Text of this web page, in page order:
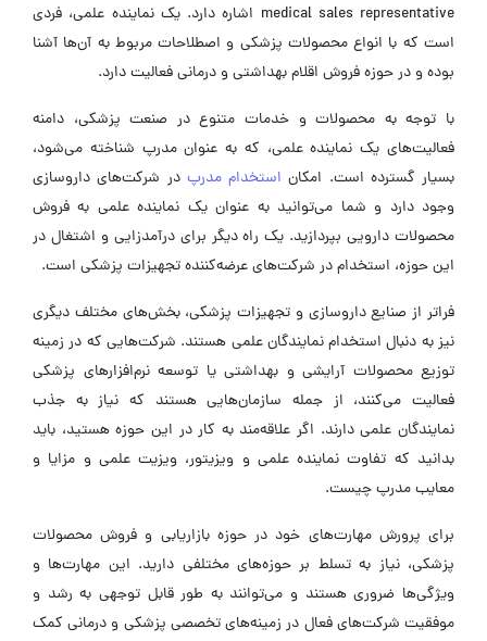
medical sales representative اشاره دارد. یک نماینده علمی، فردی
است که با انواع محصولات پزشکی و اصطلاحات مربوط به آن‌ها آشنا
بوده و در حوزه فروش اقلام بهداشتی و درمانی فعالیت دارد.
با توجه به محصولات و خدمات متنوع در صنعت پزشکی، دامنه
فعالیت‌های یک نماینده علمی، که به عنوان مدرپ شناخته می‌شود،
بسیار گسترده است. امکان استخدام مدرپ در شرکت‌های داروسازی
وجود دارد و شما می‌توانید به عنوان یک نماینده علمی به فروش
محصولات دارویی بپردازید. یک راه دیگر برای درآمدزایی و اشتغال در
این حوزه، استخدام در شرکت‌های عرضه‌کننده تجهیزات پزشکی است.
فراتر از صنایع داروسازی و تجهیزات پزشکی، بخش‌های مختلف دیگری
نیز به دنبال استخدام نمایندگان علمی هستند. شرکت‌هایی که در زمینه
توزیع محصولات آرایشی و بهداشتی یا توسعه نرم‌افزار‌های پزشکی
فعالیت می‌کنند، از جمله سازمان‌هایی هستند که نیاز به جذب
نمایندگان علمی دارند. اگر علاقه‌مند به کار در این حوزه هستید، باید
بدانید که تفاوت نماینده علمی و ویزیتور، ویزیت علمی و مزایا و
معایب مدرپ چیست.
برای پرورش مهارت‌های خود در حوزه بازاریابی و فروش محصولات
پزشکی، نیاز به تسلط بر حوزه‌های مختلفی دارید. این مهارت‌ها و
ویژگی‌ها ضروری هستند و می‌توانند به طور قابل توجهی به رشد و
موفقیت شرکت‌های فعال در زمینه‌های تخصصی پزشکی و درمانی کمک